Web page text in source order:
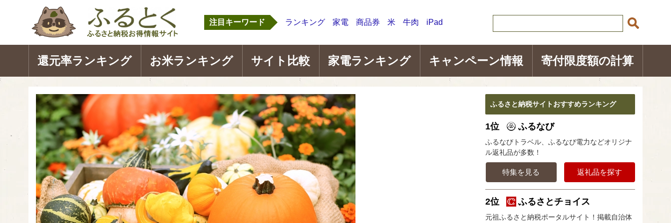
注目キーワード ランキング 家電 商品券 米 牛肉 iPad
還元率ランキング お米ランキング サイト比較 家電ランキング キャンペーン情報 寄付限度額の計算
ふるさと納税サイトおすすめランキング
1位 ふるなび
ふるなびトラベル、ふるなび電力などオリジナ
ル返礼品が多数！
特集を見る 返礼品を探す
2位 ふるさとチョイス
元祖ふるさと納税ポータルサイト！掲載自治体